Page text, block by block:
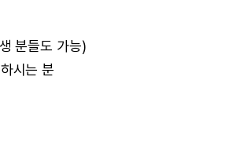
분들도 가능)
시는 분